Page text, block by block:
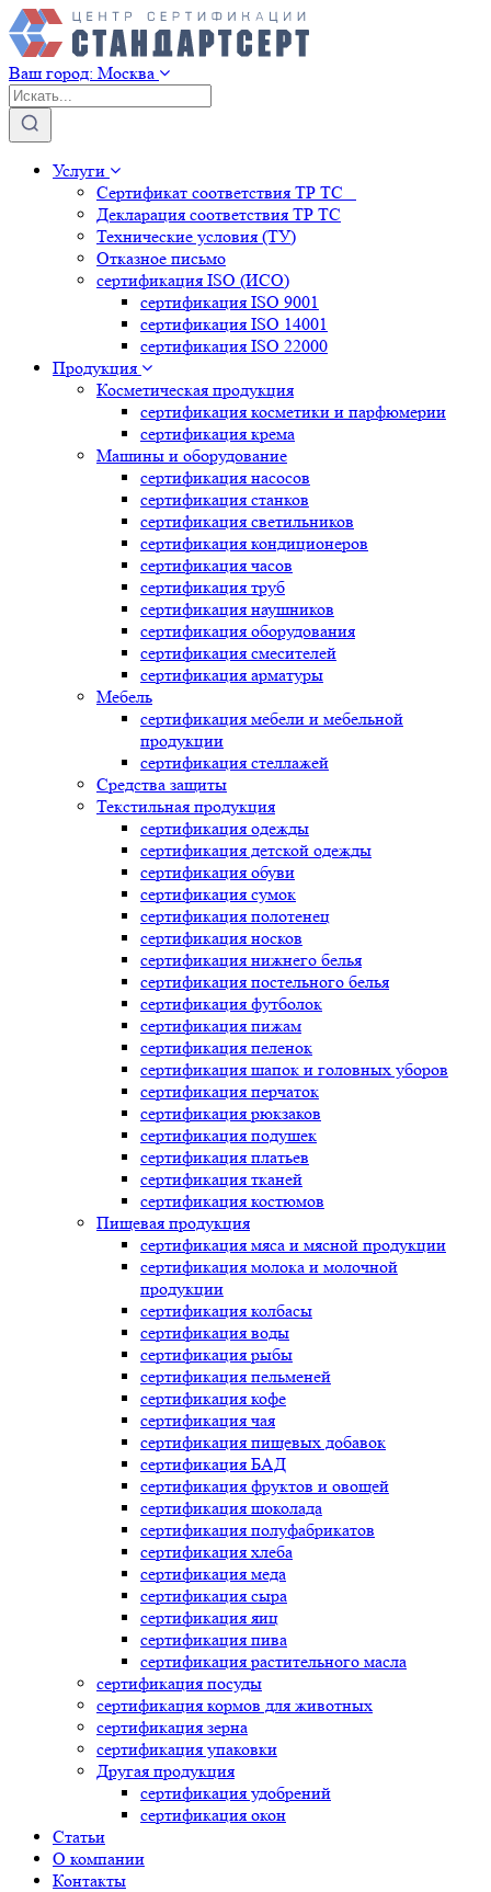
Ваш город: Москва
Услуги
Сертификат соответствия ТР ТС
Декларация соответствия ТР ТС
Технические условия (ТУ)
Отказное письмо
сертификация ISO (ИСО)
сертификация ISO 9001
сертификация ISO 14001
сертификация ISO 22000
Продукция
Косметическая продукция
сертификация косметики и парфюмерии
сертификация крема
Машины и оборудование
сертификация насосов
сертификация станков
сертификация светильников
сертификация кондиционеров
сертификация часов
сертификация труб
сертификация наушников
сертификация оборудования
сертификация смесителей
сертификация арматуры
Мебель
сертификация мебели и мебельной
продукции
сертификация стеллажей
Средства защиты
Текстильная продукция
сертификация одежды
сертификация детской одежды
сертификация обуви
сертификация сумок
сертификация полотенец
сертификация носков
сертификация нижнего белья
сертификация постельного белья
сертификация футболок
сертификация пижам
сертификация пеленок
сертификация шапок и головных уборов
сертификация перчаток
сертификация рюкзаков
сертификация подушек
сертификация платьев
сертификация тканей
сертификация костюмов
Пищевая продукция
сертификация мяса и мясной продукции
сертификация молока и молочной
продукции
сертификация колбасы
сертификация воды
сертификация рыбы
сертификация пельменей
сертификация кофе
сертификация чая
сертификация пищевых добавок
сертификация БАД
сертификация фруктов и овощей
сертификация шоколада
сертификация полуфабрикатов
сертификация хлеба
сертификация меда
сертификация сыра
сертификация яиц
сертификация пива
сертификация растительного масла
сертификация посуды
сертификация кормов для животных
сертификация зерна
сертификация упаковки
Другая продукция
сертификация удобрений
сертификация окон
Статьи
О компании
Контакты